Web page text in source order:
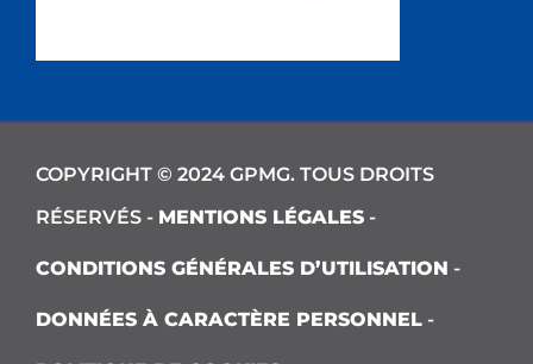
COPYRIGHT © 2024 GPMG. TOUS DROITS
RÉSERVÉS - MENTIONS LÉGALES -
CONDITIONS GÉNÉRALES D’UTILISATION -
DONNÉES À CARACTÈRE PERSONNEL -